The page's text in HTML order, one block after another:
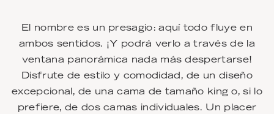
El nombre es un presagio: aquí todo fluye en
ambos sentidos. ¡Y podrá verlo a través de la
ventana panorámica nada más despertarse!
Disfrute de estilo y comodidad, de un diseño
excepcional, de una cama de tamaño king o, si lo
prefiere, de dos camas individuales. Un placer